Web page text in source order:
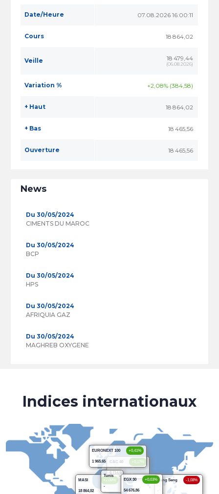
Date/Heure 07.08.2026 16:00:11
Cours 18 864,02
Veille 18 479,44
(06.08.2026)
Variation % +2,08% (384,58)
+ Haut 18 864,02
+ Bas 18 465,56
Ouverture 18 465,56
News
Du 30/05/2024
CIMENTS DU MAROC
Du 30/05/2024
BCP
Du 30/05/2024
HPS
Du 30/05/2024
AFRIQUIA GAZ
Du 30/05/2024
MAGHREB OXYGENE
Indices internationaux
CAC 40 +0,17%
8 714,93
EURONEXT 100 +0,41%
1 965,65
MASI +2,08%
18 864,02
Hang Seng -1,08%
-
Tunis -
-
EGX 30 +0,03%
54 676,86